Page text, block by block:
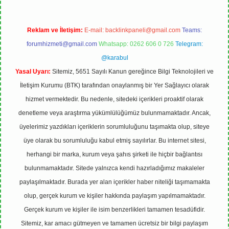
Reklam ve İletişim: E-mail: backlinkpaneli@gmail.com Teams:
forumhizmeti@gmail.com Whatsapp: 0262 606 0 726 Telegram:
@karabul
Yasal Uyarı: Sitemiz, 5651 Sayılı Kanun gereğince Bilgi Teknolojileri ve
İletişim Kurumu (BTK) tarafından onaylanmış bir Yer Sağlayıcı olarak
hizmet vermektedir. Bu nedenle, sitedeki içerikleri proaktif olarak
denetleme veya araştırma yükümlülüğümüz bulunmamaktadır. Ancak,
üyelerimiz yazdıkları içeriklerin sorumluluğunu taşımakta olup, siteye
üye olarak bu sorumluluğu kabul etmiş sayılırlar. Bu internet sitesi,
herhangi bir marka, kurum veya şahıs şirketi ile hiçbir bağlantısı
bulunmamaktadır. Sitede yalnızca kendi hazırladığımız makaleler
paylaşılmaktadır. Burada yer alan içerikler haber niteliği taşımamakta
olup, gerçek kurum ve kişiler hakkında paylaşım yapılmamaktadır.
Gerçek kurum ve kişiler ile isim benzerlikleri tamamen tesadüfidir.
Sitemiz, kar amacı gütmeyen ve tamamen ücretsiz bir bilgi paylaşım